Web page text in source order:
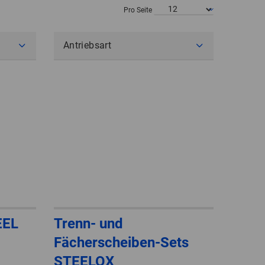
POLAND
Pro Seite
Antriebsart
Trenn- und
Fächerscheiben-Sets
STEELOX